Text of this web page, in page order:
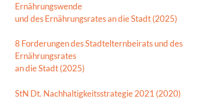
Ernährungswende
und des Ernährungsrates an die Stadt (2025)
8 Forderungen des Stadtelternbeirats und des
Ernährungsrates
an die Stadt (2025)
StN Dt. Nachhaltigkeitsstrategie 2021 (2020)